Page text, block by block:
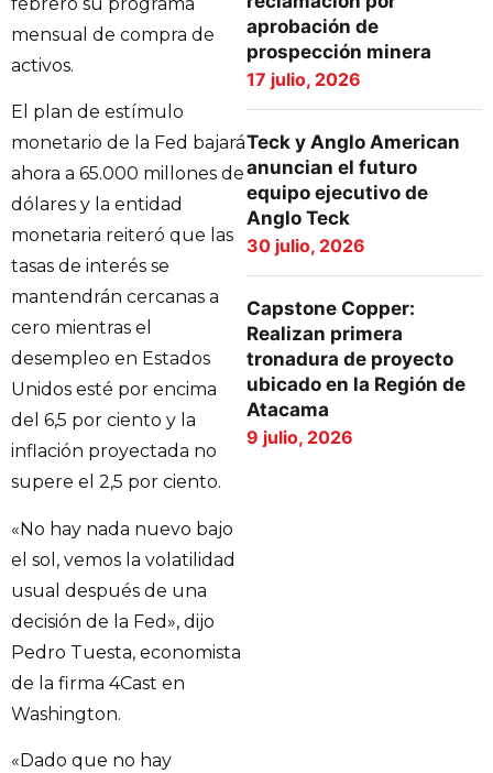
mensual de compra de
activos.
El plan de estímulo
monetario de la Fed bajará
ahora a 65.000 millones de
dólares y la entidad
monetaria reiteró que las
tasas de interés se
mantendrán cercanas a
cero mientras el
desempleo en Estados
Unidos esté por encima
del 6,5 por ciento y la
inflación proyectada no
supere el 2,5 por ciento.
«No hay nada nuevo bajo
el sol, vemos la volatilidad
usual después de una
decisión de la Fed», dijo
Pedro Tuesta, economista
de la firma 4Cast en
Washington.
«Dado que no hay
aprobación de
prospección minera
17 julio, 2026
Teck y Anglo American
anuncian el futuro
equipo ejecutivo de
Anglo Teck
30 julio, 2026
Capstone Copper:
Realizan primera
tronadura de proyecto
ubicado en la Región de
Atacama
9 julio, 2026